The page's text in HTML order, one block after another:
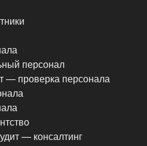
персонал
— проверка персонала
— консалтинг